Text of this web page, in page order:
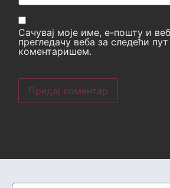
Сачувај моје име, е-пошту и
прегледачу веба за следећи
коментаришем.